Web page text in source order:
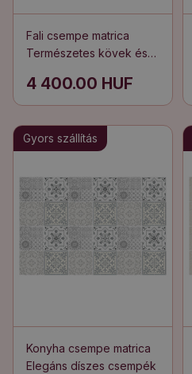
Fali csempe matrica
Természetes kövek és
4 400.00 HUF
Gyors szállítás
Konyha csempe matrica
Elegáns díszes csempék